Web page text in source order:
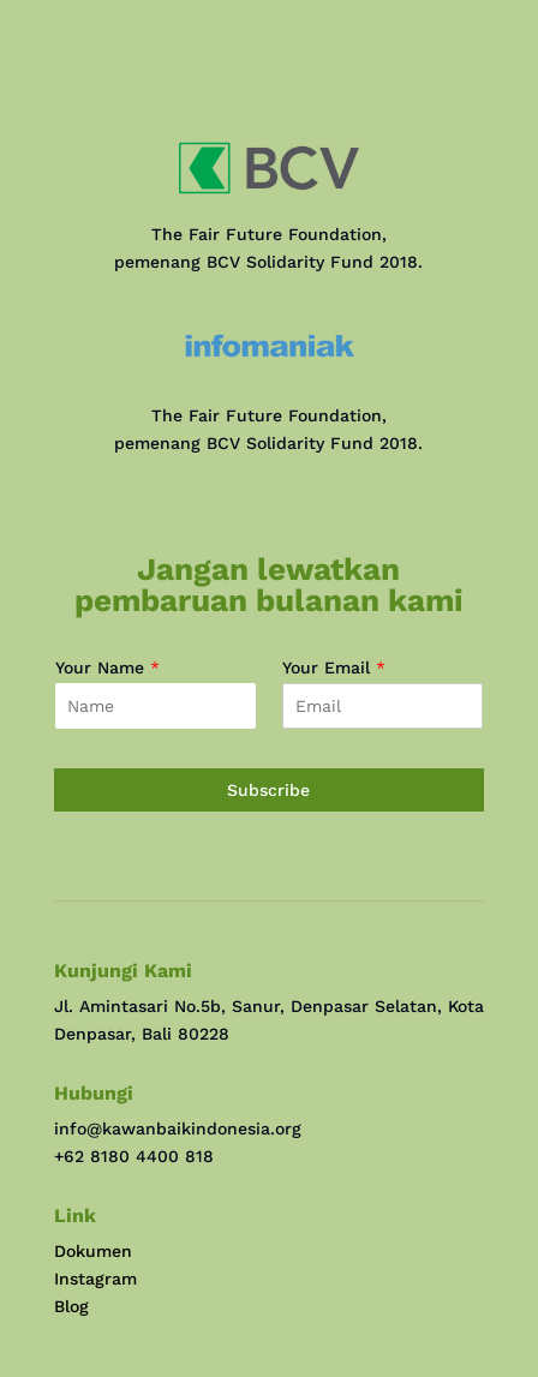
The Fair Future Foundation,
pemenang BCV Solidarity Fund 2018.
The Fair Future Foundation,
pemenang BCV Solidarity Fund 2018.
Jangan lewatkan
pembaruan bulanan kami
Your Name * Your Email *
Subscribe
Kunjungi Kami
Jl. Amintasari No.5b, Sanur, Denpasar Selatan, Kota
Denpasar, Bali 80228
Hubungi
info@kawanbaikindonesia.org
+62 8180 4400 818
Link
Dokumen
Instagram
Blog